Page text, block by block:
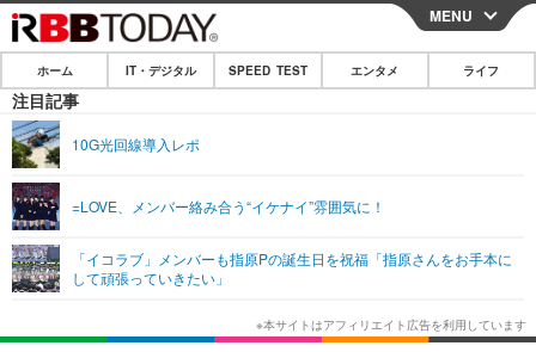
CLOSE
ホーム
IT・デジタル
ショッピング その他
SPEED TEST
エンタメ
エンタメTOP
韓国・芸能
ライフ
ライフTOP グルメ
リリース一覧
MENU
ホーム IT・デジタル SPEED TEST エンタメ ライフ
注目記事
10G光回線導入レポ
=LOVE、メンバー絡み合う“イケナイ”雰囲気に！
「イコラブ」メンバーも指原Pの誕生日を祝福「指原さんをお手本に
して頑張っていきたい」